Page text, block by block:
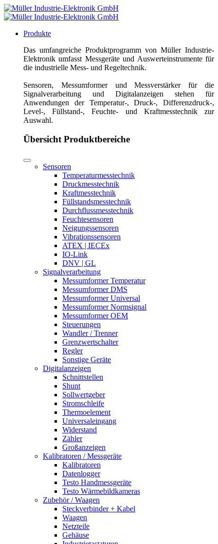
Produkte
Das umfangreiche Produktprogramm von Müller Industrie-
Elektronik umfasst Messgeräte und Auswerteinstrumente für
die industrielle Mess- und Regeltechnik.
Sensoren, Messumformer und Messverstärker für die
Signalverarbeitung und Digitalanzeigen stehen für
Anwendungen der Temperatur-, Druck-, Differenzdruck-,
Level-, Füllstand-, Feuchte- und Kraftmesstechnik zur
Auswahl.
Übersicht Produktbereiche
Sensoren
Temperaturmesstechnik
Druckmesstechnik
Kraftmesstechnik
Füllstandsmesstechnik
Durchflussmesstechnik
Feuchtesensoren
Neigungssensoren
Vibrationssensoren
ATEX | IECEx
IO-Link
DNV | GL
Signalverarbeitung
Messumformer Temperatur
Messumformer DMS
Messumformer Universal
Messumformer Normsignal
Messumformer OEM
Steuerungen
Wandler / Trenner
Grenzwertschalter
Regler
Sonstige Geräte
Digitalanzeigen
Schnittstellen
Shunt
Sollwertgeber
Stromschleife
Thermoelement
Universaleingang
Widerstand
Zähler
Großanzeigen
Kalibratoren / Messgeräte
Kalibratoren
Datenlogger
Testo Handmessgeräte
Testo Wärmebildkameras
Zubehör / Waagen
Steckverbinder + Kabel
Waagen
Netzteile
Gehäuse